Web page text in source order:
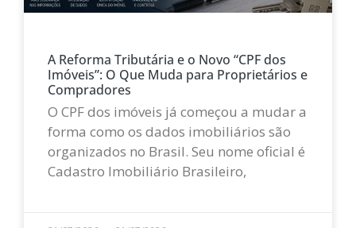
A Reforma Tributária e o Novo “CPF dos
Imóveis”: O Que Muda para Proprietários e
Compradores
O CPF dos imóveis já começou a mudar a
forma como os dados imobiliários são
organizados no Brasil. Seu nome oficial é
Cadastro Imobiliário Brasileiro,